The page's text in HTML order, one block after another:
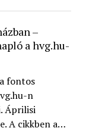
–
a hvg.hu-
fontos
n
Áprilisi
A cikkben a…